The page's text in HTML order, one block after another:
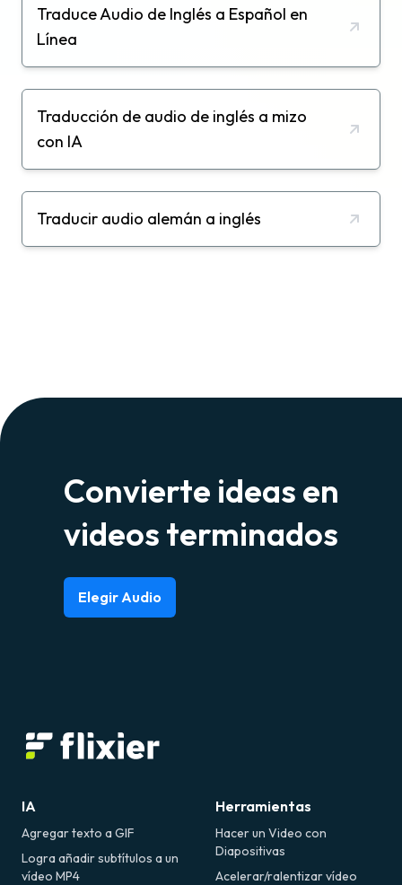
Traduce Audio de Inglés a Español en
Línea
Traducción de audio de inglés a mizo
con IA
Traducir audio alemán a inglés
Convierte ideas en
videos terminados
Elegir Audio
IA
Agregar texto a GIF
Logra añadir subtítulos a un
vídeo MP4
Herramientas
Hacer un Video con
Diapositivas
Acelerar/ralentizar vídeo